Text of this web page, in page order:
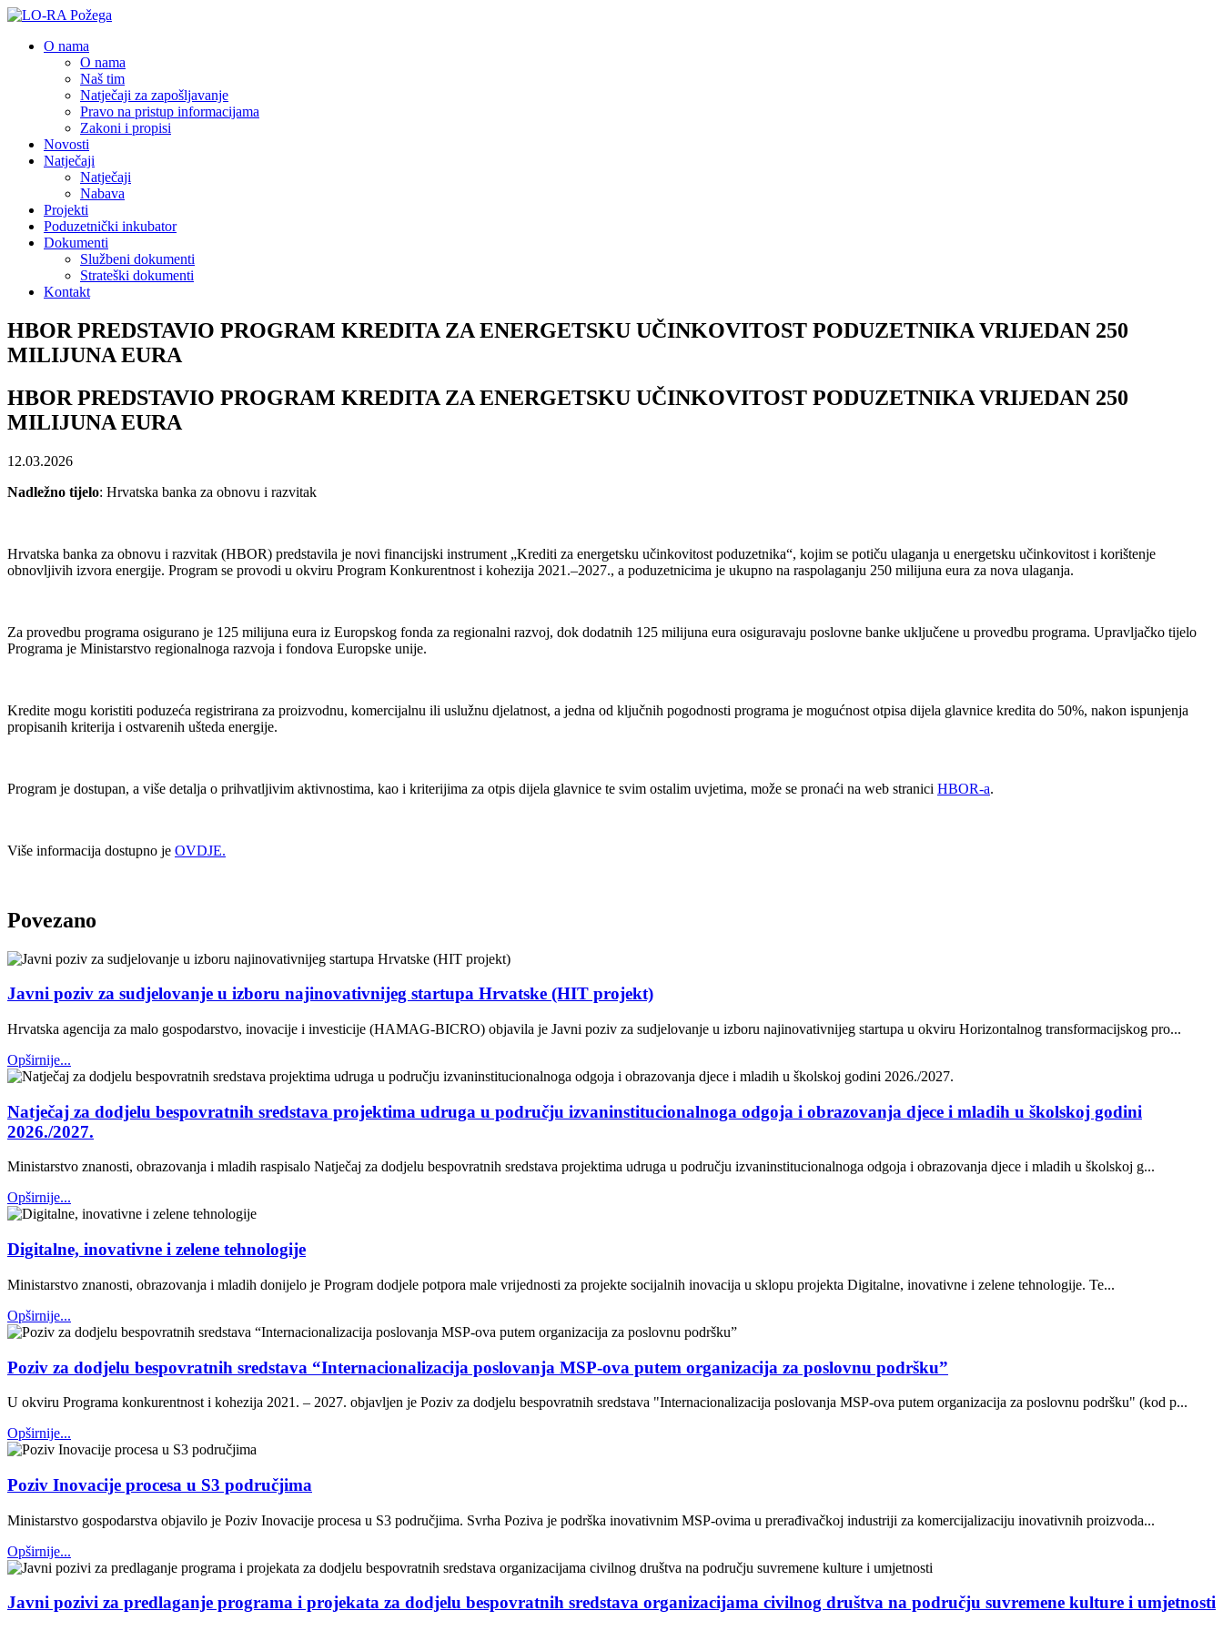
O nama
O nama
Naš tim
Natječaji za zapošljavanje
Pravo na pristup informacijama
Zakoni i propisi
Novosti
Natječaji
Natječaji
Nabava
Projekti
Poduzetnički inkubator
Dokumenti
Službeni dokumenti
Strateški dokumenti
Kontakt
HBOR PREDSTAVIO PROGRAM KREDITA ZA ENERGETSKU UČINKOVITOST PODUZETNIKA VRIJEDAN 250
MILIJUNA EURA
HBOR PREDSTAVIO PROGRAM KREDITA ZA ENERGETSKU UČINKOVITOST PODUZETNIKA VRIJEDAN 250
MILIJUNA EURA
12.03.2026
Nadležno tijelo: Hrvatska banka za obnovu i razvitak
Hrvatska banka za obnovu i razvitak (HBOR) predstavila je novi financijski instrument „Krediti za energetsku učinkovitost poduzetnika“, kojim se potiču ulaganja u energetsku učinkovitost i korištenje
obnovljivih izvora energije. Program se provodi u okviru Program Konkurentnost i kohezija 2021.–2027., a poduzetnicima je ukupno na raspolaganju 250 milijuna eura za nova ulaganja.
Za provedbu programa osigurano je 125 milijuna eura iz Europskog fonda za regionalni razvoj, dok dodatnih 125 milijuna eura osiguravaju poslovne banke uključene u provedbu programa. Upravljačko tijelo
Programa je Ministarstvo regionalnoga razvoja i fondova Europske unije.
Kredite mogu koristiti poduzeća registrirana za proizvodnu, komercijalnu ili uslužnu djelatnost, a jedna od ključnih pogodnosti programa je mogućnost otpisa dijela glavnice kredita do 50%, nakon ispunjenja
propisanih kriterija i ostvarenih ušteda energije.
Program je dostupan, a više detalja o prihvatljivim aktivnostima, kao i kriterijima za otpis dijela glavnice te svim ostalim uvjetima, može se pronaći na web stranici HBOR-a.
Više informacija dostupno je OVDJE.
Povezano
Javni poziv za sudjelovanje u izboru najinovativnijeg startupa Hrvatske (HIT projekt)
Hrvatska agencija za malo gospodarstvo, inovacije i investicije (HAMAG-BICRO) objavila je Javni poziv za sudjelovanje u izboru najinovativnijeg startupa u okviru Horizontalnog transformacijskog pro...
Opširnije...
Natječaj za dodjelu bespovratnih sredstava projektima udruga u području izvaninstitucionalnoga odgoja i obrazovanja djece i mladih u školskoj godini
2026./2027.
Ministarstvo znanosti, obrazovanja i mladih raspisalo Natječaj za dodjelu bespovratnih sredstava projektima udruga u području izvaninstitucionalnoga odgoja i obrazovanja djece i mladih u školskoj g...
Opširnije...
Digitalne, inovativne i zelene tehnologije
Ministarstvo znanosti, obrazovanja i mladih donijelo je Program dodjele potpora male vrijednosti za projekte socijalnih inovacija u sklopu projekta Digitalne, inovativne i zelene tehnologije. Te...
Opširnije...
Poziv za dodjelu bespovratnih sredstava “Internacionalizacija poslovanja MSP-ova putem organizacija za poslovnu podršku”
U okviru Programa konkurentnost i kohezija 2021. – 2027. objavljen je Poziv za dodjelu bespovratnih sredstava "Internacionalizacija poslovanja MSP-ova putem organizacija za poslovnu podršku" (kod p...
Opširnije...
Poziv Inovacije procesa u S3 područjima
Ministarstvo gospodarstva objavilo je Poziv Inovacije procesa u S3 područjima. Svrha Poziva je podrška inovativnim MSP-ovima u prerađivačkoj industriji za komercijalizaciju inovativnih proizvoda...
Opširnije...
Javni pozivi za predlaganje programa i projekata za dodjelu bespovratnih sredstava organizacijama civilnog društva na području suvremene kulture i umjetnosti